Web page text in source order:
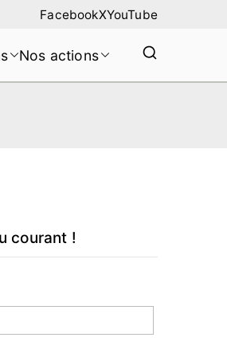
FacebookXYouTube
Nos actions
courant !